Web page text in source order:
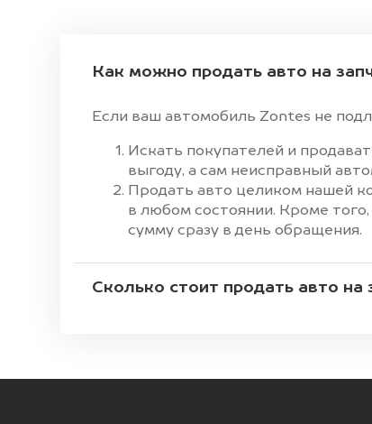
Как можно продать авто на
Если ваш автомобиль Zontes не
Искать покупателей и
выгоду, а сам неисправный
Продать авто целиком нашей
в любом состоянии. Кроме
сумму сразу в день обращения.
Сколько стоит продать авто на